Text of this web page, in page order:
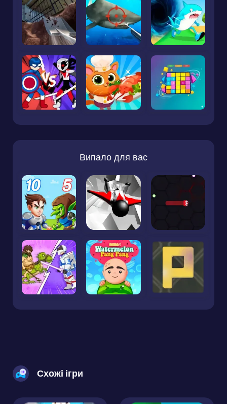
Випало для вас
Схожі ігри